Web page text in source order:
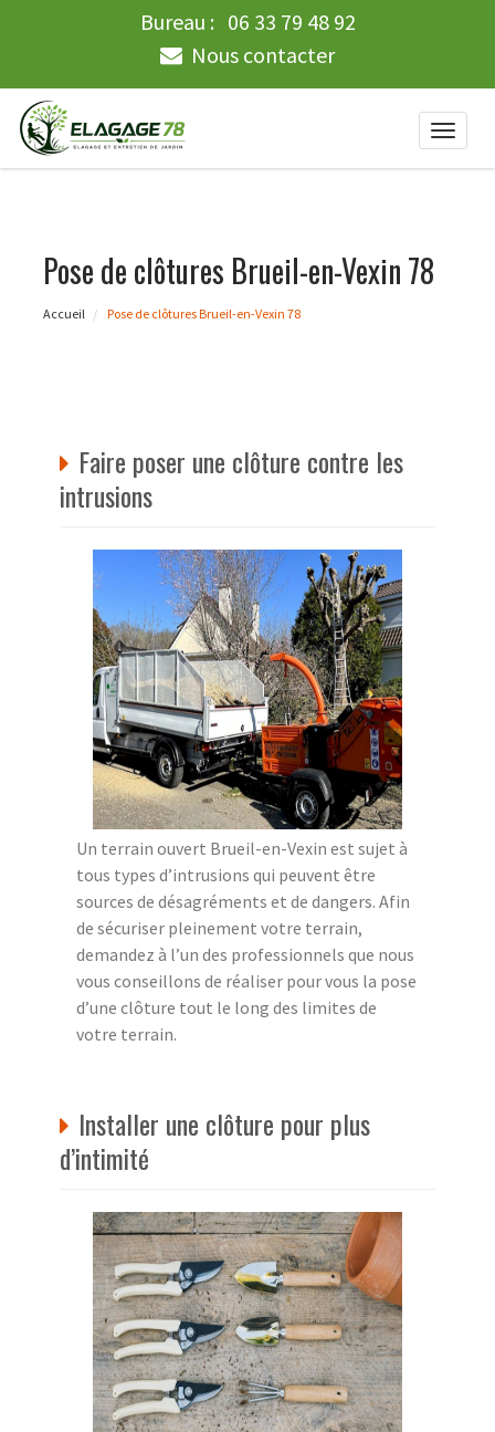
Bureau : 06 33 79 48 92
Nous contacter
Toggle
Pose de clôtures Brueil-en-Vexin 78
Accueil Pose de clôtures Brueil-en-Vexin 78
Faire poser une clôture contre les
intrusions
Un terrain ouvert Brueil-en-Vexin est sujet à
tous types d’intrusions qui peuvent être
sources de désagréments et de dangers. Afin
de sécuriser pleinement votre terrain,
demandez à l’un des professionnels que nous
vous conseillons de réaliser pour vous la pose
d’une clôture tout le long des limites de
votre terrain.
Installer une clôture pour plus
d’intimité